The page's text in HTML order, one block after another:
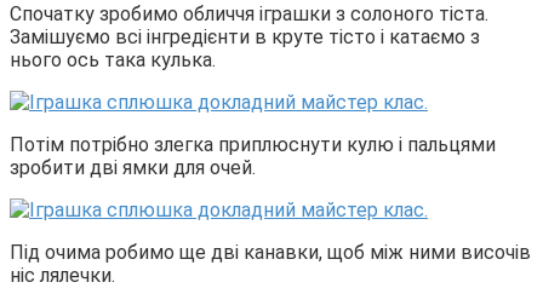
Спочатку зробимо обличчя іграшки з солоного тіста.
Замішуємо всі інгредієнти в круте тісто і катаємо з
нього ось така кулька.
Потім потрібно злегка приплюснути кулю і пальцями
зробити дві ямки для очей.
Під очима робимо ще дві канавки, щоб між ними височів
ніс лялечки.